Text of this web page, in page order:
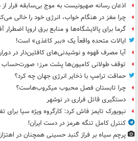
اذعان رسانه صهیونیست به موج بی‌سابقه فرار
چرا مغز در هنگام خواب، انرژی خود را خالی
گرما برای پالایشگاه‌ها و منابع برق اروپا اضطرار
ایالات متحده واقعاً یک «ببر کاغذی» است!
آیا مصرف قهوه و نوشیدنی‌های کافئین‌دار در
توقف طولانی کامیون‌ها پشت مرز؛ صورت‌حساب
حماقت ترامپ با ذخایر انرژی جهان چه کرد؟
چرا تابستان فصل محبوب میکروب‌هاست؟
دستگیری قاتل فراری در نوشهر
نیویورک تایمز فاش کرد: کارگروه ویژه سیا برای
کنترل کامل تنگه هرمز در دست ایران!
پرچم سیاه بر فراز گنبد حسینی همچنان در